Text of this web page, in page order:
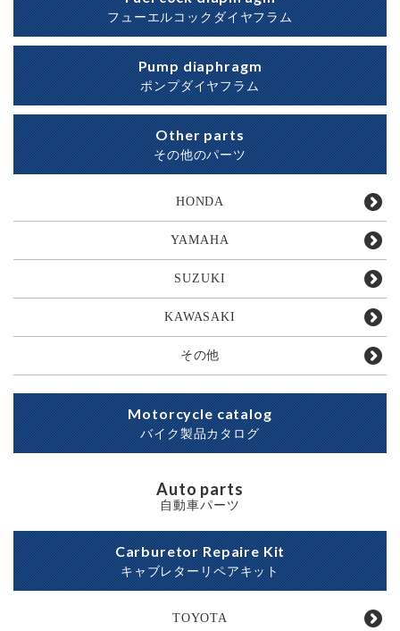
フューエルコックダイヤフラム
Pump diaphragm
ポンプダイヤフラム
Other parts
その他のパーツ
HONDA
YAMAHA
SUZUKI
KAWASAKI
その他
Motorcycle catalog
バイク製品カタログ
Auto parts
自動車パーツ
Carburetor Repaire Kit
キャブレターリペアキット
TOYOTA